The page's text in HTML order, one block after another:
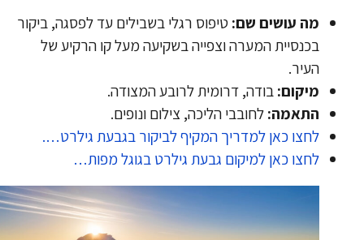
מה עושים שם:טיפוס רגלי בשבילים עד לפסגה, ביקור
בכנסיית המערה וצפייה בשקיעה מעל קו הרקיע של
העיר.
מיקום:בודה, דרומית לרובע המצודה.
התאמה:לחובבי הליכה, צילום ונופים.
לחצו כאן למדריך המקיף לביקור בגבעת גילרט….
לחצו כאן למיקום גבעת גילרט בגוגל מפות…